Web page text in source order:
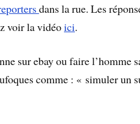
dans la rue. Les
voir la vidéoici.
sur ebay ou faire l’homme
comme : « simuler un